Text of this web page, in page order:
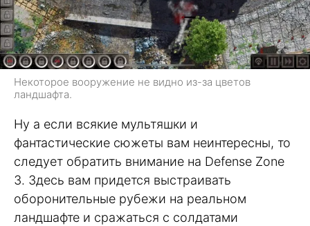
Некоторое вооружение не видно из-за цветов
ландшафта.
Ну а если всякие мультяшки и
фантастические сюжеты вам неинтересны, то
следует обратить внимание на Defense Zone
3. Здесь вам придется выстраивать
оборонительные рубежи на реальном
ландшафте и сражаться с солдатами